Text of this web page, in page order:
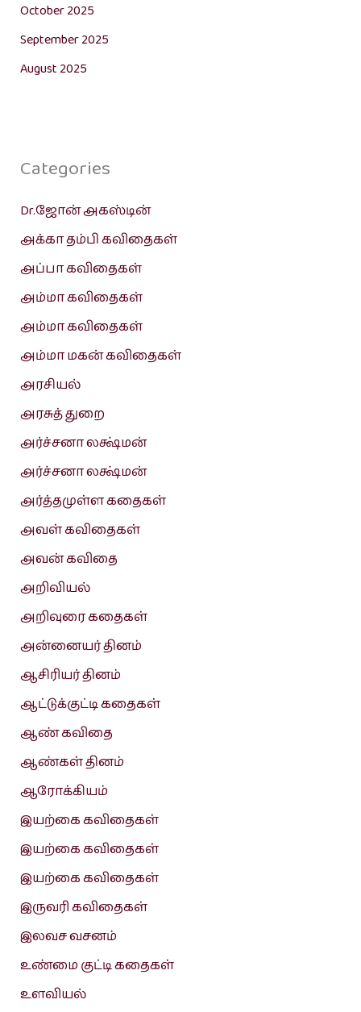
October 2025
September 2025
August 2025
Categories
Dr.ஜோன் அகஸ்டின்
அக்கா தம்பி கவிதைகள்
அப்பா கவிதைகள்
அம்மா கவிதைகள்
அம்மா கவிதைகள்
அம்மா மகன் கவிதைகள்
அரசியல்
அரசுத் துறை
அர்ச்சனா லக்ஷ்மன்
அர்ச்சனா லக்ஷ்மன்
அர்த்தமுள்ள கதைகள்
அவள் கவிதைகள்
அவன் கவிதை
அறிவியல்
அறிவுரை கதைகள்
அன்னையர் தினம்
ஆசிரியர் தினம்
ஆட்டுக்குட்டி கதைகள்
ஆண் கவிதை
ஆண்கள் தினம்
ஆரோக்கியம்
இயற்கை கவிதைகள்
இயற்கை கவிதைகள்
இயற்கை கவிதைகள்
இருவரி கவிதைகள்
இலவச வசனம்
உண்மை குட்டி கதைகள்
உளவியல்